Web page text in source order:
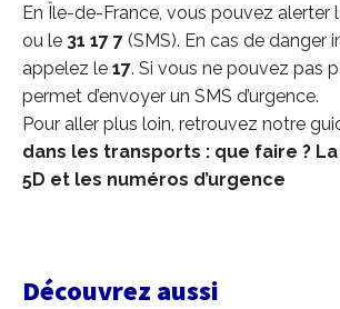
En Île-de-France, vous pouvez alerter
ou le 31 17 7 (SMS). En cas de danger
appelez le 17. Si vous ne pouvez pas
permet d’envoyer un SMS d’urgence.
Pour aller plus loin, retrouvez notre
dans les transports : que faire ?
5D et les numéros d’urgence
Découvrez aussi